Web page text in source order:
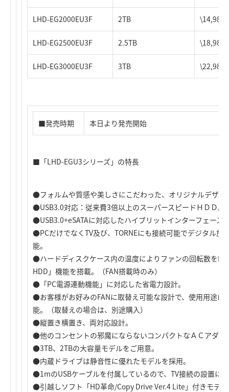
LHD-EG2000EU3F 2TB \14,980
LHD-EG2500EU3F 2.5TB \18,980
LHD-EG3000EU3F 3TB \22,980
■発売時期 本日より発売開始
■「LHD-EGU3シリーズ」の特長
●フォルムや質感や美しさにこだわった、オリジナルデザイ
●USB3.0対応：従来費3倍以上のスーパースピードＨＤＤ。
●USB3.0+eSATAに対応したハイブリットインターフェース
●PCだけでなくTV及び、TORNEにも接続可能でデジタル放
能。
●ハードディスクケース内の温度によりファンの回転数を制
HDD」機能を搭載。（FAN搭載時のみ）
●「PC電源連動機能」に対応した省電力設計。
●お客様がお好みのFANに取替え可能な設計で、使用用途に
能。（取替えの場合は、別途購入）
●縦置き横置き、両対応設計。
●他のコンセントの邪魔にならないコンパクトなＡＣアダプ
●3TB、2TBの大容量モデルをご用意。
●内蔵ドライブは静音性に優れたモデルを採用。
●1mのUSBケーブルを付属しているので、TV接続の設置に
●引越しソフト「HD革命/Copy Drive Ver.4 Lite」付きモデ